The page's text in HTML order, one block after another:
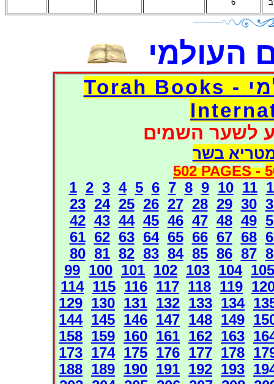
6
העולמי
דפי אוצר הספרים העולמי - Torah Books
לשער השמים
בשר
502 PAGES -
1 2 3 4 5 6 7 8 9 10 11
23 24 25 26 27 28 29 30
42 43 44 45 46 47 48 49
61 62 63 64 65 66 67 68
80 81 82 83 84 85 86 87
99 100 101 102 103 104 105
114 115 116 117 118 119
129 130 131 132 133 134
144 145 146 147 148 149
158 159 160 161 162 163
173 174 175 176 177 178
188 189 190 191 192 193